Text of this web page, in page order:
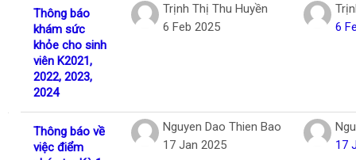
Thông báo
khám sức
khỏe cho sinh
viên K2021,
2022, 2023,
2024
Trịnh Thị Thu Huyền
6 Feb 2025
6
Thông báo về
việc điểm
Nguyen Dao Thien Bao
17 Jan 2025
17